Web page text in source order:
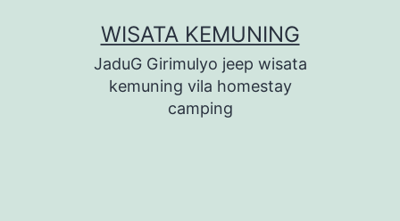
WISATA KEMUNING
JaduG Girimulyo jeep wisata
kemuning vila homestay
camping